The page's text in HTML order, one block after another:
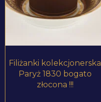
ZOBACZ PRODUKT
Filiżanki kolekcjonerska
Paryż 1830 bogato
złocona !!!